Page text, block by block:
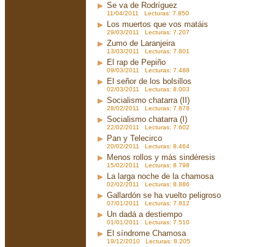
Se va de Rodríguez
11/04/2011 Lecturas: 7.850
Los muertos que vos matáis
29/03/2011 Lecturas: 7.207
Zumo de Laranjeira
13/03/2011 Lecturas: 7.801
El rap de Pepiño
09/03/2011 Lecturas: 7.488
El señor de los bolsillos
02/03/2011 Lecturas: 8.003
Socialismo chatarra (II)
28/02/2011 Lecturas: 7.878
Socialismo chatarra (I)
22/02/2011 Lecturas: 7.602
Pan y Telecirco
20/02/2011 Lecturas: 8.464
Menos rollos y más sindéresis
15/02/2011 Lecturas: 8.798
La larga noche de la chamosa
02/02/2011 Lecturas: 8.886
Gallardón se ha vuelto peligroso
07/01/2011 Lecturas: 7.812
Un dadá a destiempo
01/01/2011 Lecturas: 7.510
El síndrome Chamosa
19/12/2010 Lecturas: 8.205